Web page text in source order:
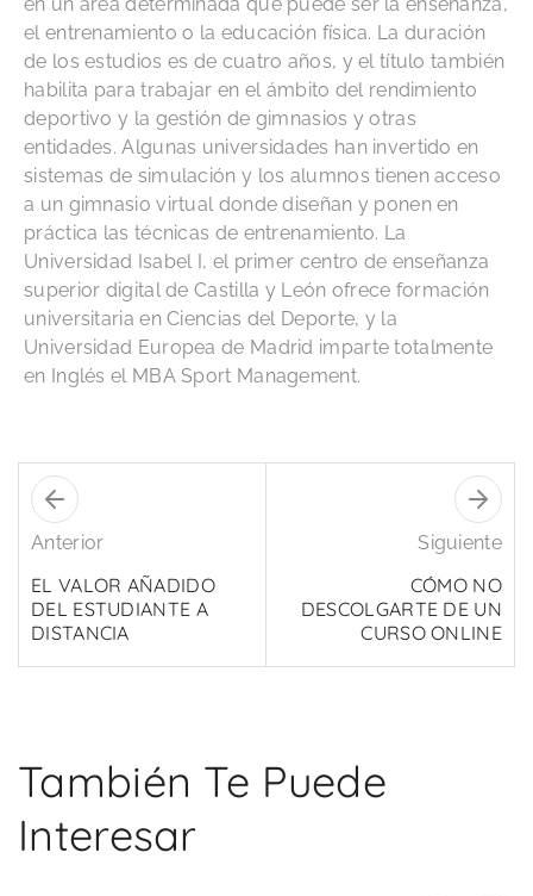
el entrenamiento o la educación física. La duración
de los estudios es de cuatro años, y el título también
habilita para trabajar en el ámbito del rendimiento
deportivo y la gestión de gimnasios y otras
entidades. Algunas universidades han invertido en
sistemas de simulación y los alumnos tienen acceso
a un gimnasio virtual donde diseñan y ponen en
práctica las técnicas de entrenamiento. La
Universidad Isabel I, el primer centro de enseñanza
superior digital de Castilla y León ofrece formación
universitaria en Ciencias del Deporte, y la
Universidad Europea de Madrid imparte totalmente
en Inglés el MBA Sport Management.
Anterior
EL VALOR AÑADIDO
DEL ESTUDIANTE A
DISTANCIA
Siguiente
CÓMO NO
DESCOLGARTE DE UN
CURSO ONLINE
También Te Puede
Interesar